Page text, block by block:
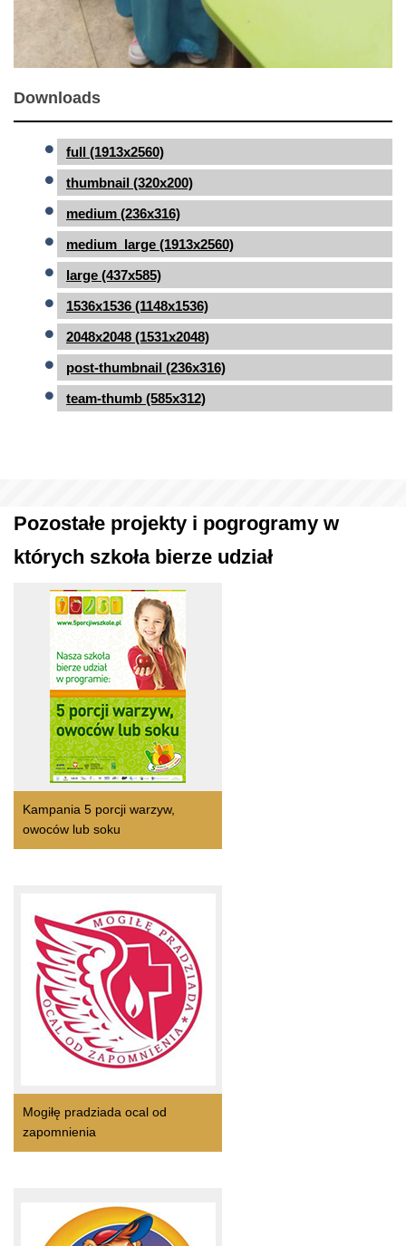
Downloads
full (1913x2560)
thumbnail (320x200)
medium (236x316)
medium_large (1913x2560)
large (437x585)
1536x1536 (1148x1536)
2048x2048 (1531x2048)
post-thumbnail (236x316)
team-thumb (585x312)
Pozostałe projekty i pogrogramy w
których szkoła bierze udział
Kampania 5 porcji warzyw,
owoców lub soku
Mogiłę pradziada ocal od
zapomnienia